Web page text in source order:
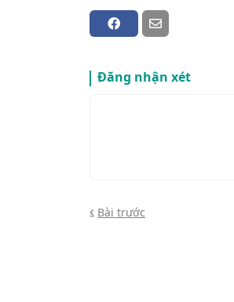
Đăng nhận xét
Bài trước